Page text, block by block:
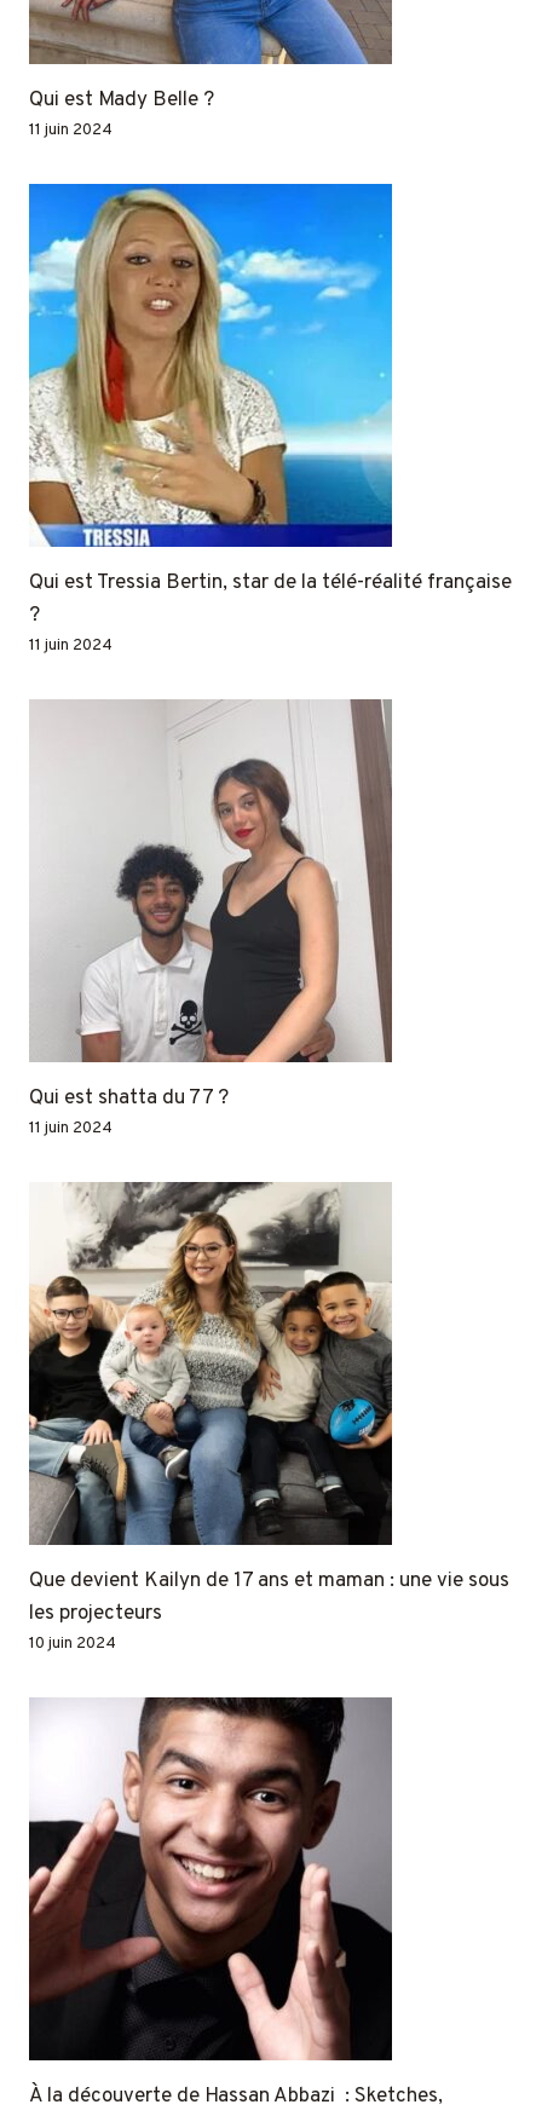
Qui est Mady Belle ?
11 juin 2024
Qui est Tressia Bertin, star de la télé-réalité française
?
11 juin 2024
Qui est shatta du 77 ?
11 juin 2024
Que devient Kailyn de 17 ans et maman : une vie sous
les projecteurs
10 juin 2024
À la découverte de Hassan Abbazi : Sketches,